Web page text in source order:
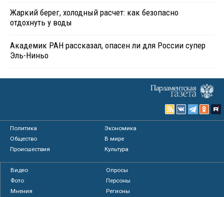
Жаркий берег, холодный расчет: как безопасно
отдохнуть у воды
Академик РАН рассказал, опасен ли для России супер
Эль-Ниньо
Политика
Экономика
Общество
В мире
Происшествия
Культура
Видео
Опросы
Фото
Персоны
Мнения
Регионы